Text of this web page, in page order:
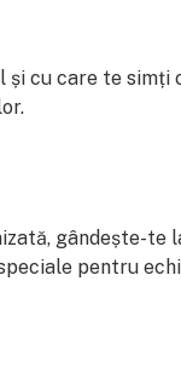
și cu care te
gândește-te
pentru